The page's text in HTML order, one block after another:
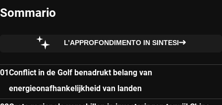
Sommario
L’APPROFONDIMENTO IN SINTESI
Conflict in de Golf benadrukt belang van
energieonafhankelijkheid van landen